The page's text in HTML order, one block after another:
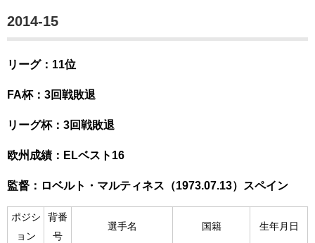
2014-15
リーグ：11位
FA杯：3回戦敗退
リーグ杯：3回戦敗退
欧州成績：ELベスト16
監督：ロベルト・マルティネス（1973.07.13）スペイン
ポジシ
ョン
背番
号
選手名 国籍 生年月日